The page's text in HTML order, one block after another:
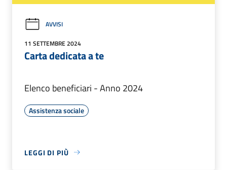
AVVISI
11 SETTEMBRE 2024
Carta dedicata a te
Elenco beneficiari - Anno 2024
Assistenza sociale
LEGGI DI PIÙ